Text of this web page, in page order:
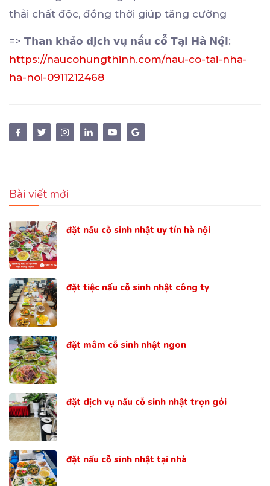
thải chất độc, đồng thời giúp tăng cường
=> 𝗧𝗵𝗮𝗻 𝗸𝗵𝗮̉𝗼 𝗱𝗶̣𝗰𝗵 𝘃𝘂̣ 𝗻𝗮̂́𝘂 𝗰𝗼̂̃ 𝗧𝗮̣𝗶 𝗛𝗮̀ 𝗡𝗼̣̂𝗶:
https://naucohungthinh.com/nau-co-tai-nha-
ha-noi-0911212468
Bài viết mới
đặt nấu cỗ sinh nhật uy tín hà nội
đặt tiệc nấu cỗ sinh nhật công ty
đặt mâm cỗ sinh nhật ngon
đặt dịch vụ nấu cỗ sinh nhật trọn gói
đặt nấu cỗ sinh nhật tại nhà